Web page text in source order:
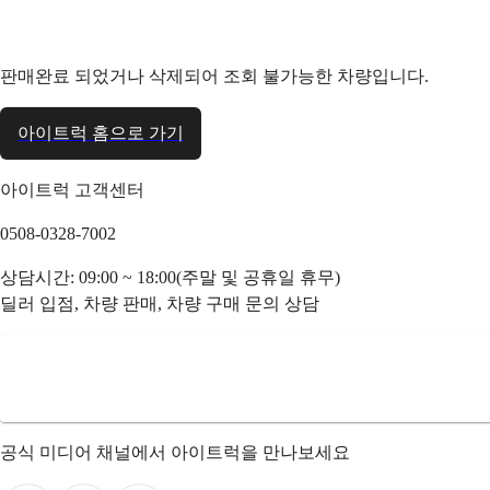
판매완료 되었거나 삭제되어 조회 불가능한 차량입니다.
아이트럭 홈으로 가기
아이트럭 고객센터
0508-0328-7002
상담시간: 09:00 ~ 18:00(주말 및 공휴일 휴무)
딜러 입점, 차량 판매, 차량 구매 문의 상담
공식 미디어 채널에서 아이트럭을 만나보세요